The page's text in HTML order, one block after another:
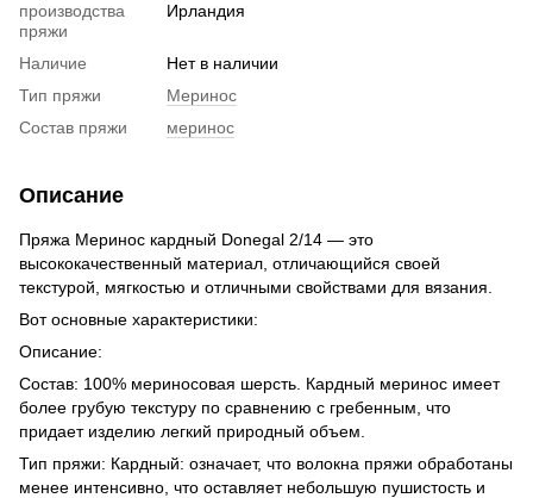
производства
пряжи
Ирландия
Наличие
Нет в наличии
Тип пряжи
Меринос
Состав пряжи
меринос
Описание
Пряжа Меринос кардный Donegal 2/14 — это
высококачественный материал, отличающийся своей
текстурой, мягкостью и отличными свойствами для вязания.
Вот основные характеристики:
Описание:
Состав: 100% мериносовая шерсть. Кардный меринос имеет
более грубую текстуру по сравнению с гребенным, что
придает изделию легкий природный объем.
Тип пряжи: Кардный: означает, что волокна пряжи обработаны
менее интенсивно, что оставляет небольшую пушистость и